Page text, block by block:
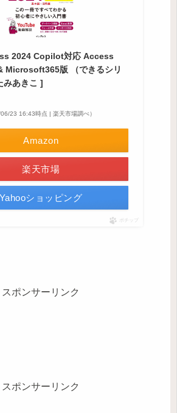
2024 Copilot対応 Access
Microsoft365版 （できるシリ
みあきこ ]
06/23 16:43時点 | 楽天市場調べ）
Amazon
楽天市場
Yahooショッピング
ポチップ
スポンサーリンク
スポンサーリンク